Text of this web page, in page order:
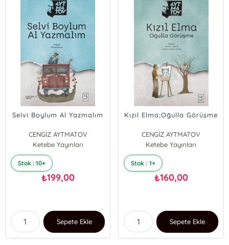
Selvi Boylum Al Yazmalım
CENGİZ AYTMATOV
Ketebe Yayınları
Stok : 10+
₺199,00
Sepete Ekle
Kızıl Elma;Oğulla Görüşme
CENGİZ AYTMATOV
Ketebe Yayınları
Stok : 1+
₺160,00
Sepete Ekle